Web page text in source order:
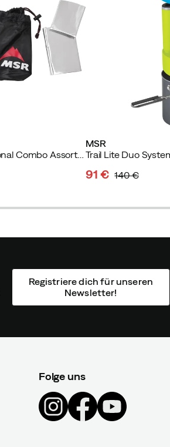
Whisperlite International Combo Assorted
MSR
Trail Lite Duo
91 € 140 €
Registriere dich für unseren
Newsletter!
Folge uns